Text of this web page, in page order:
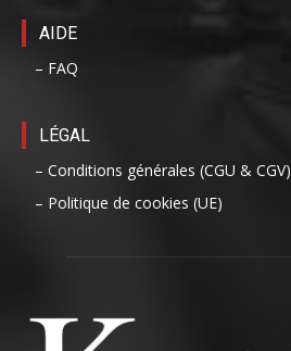
AIDE
– FAQ
LÉGAL
– Conditions générales (CGU & CGV)
– Politique de cookies (UE)